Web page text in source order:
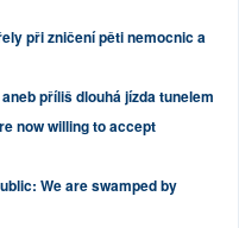
při zničení pěti nemocnic a
příliš dlouhá jízda tunelem
now willing to accept
We are swamped by